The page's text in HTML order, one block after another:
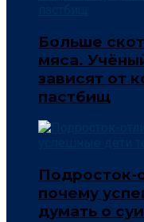
Больше
мяса.
зависят от
пастбищ
Подросток-
почему
думать о